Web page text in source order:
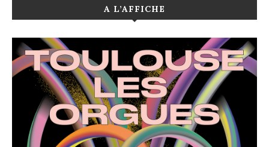
A L’AFFICHE